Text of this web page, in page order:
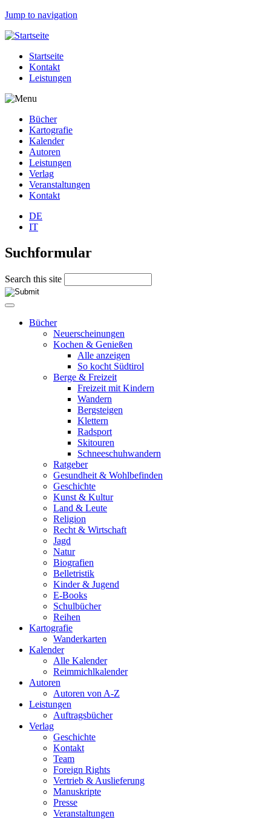
Jump to navigation
Startseite
Kontakt
Leistungen
Bücher
Kartografie
Kalender
Autoren
Leistungen
Verlag
Veranstaltungen
Kontakt
DE
IT
Suchformular
Search this site
Bücher
Neuerscheinungen
Kochen & Genießen
Alle anzeigen
So kocht Südtirol
Berge & Freizeit
Freizeit mit Kindern
Wandern
Bergsteigen
Klettern
Radsport
Skitouren
Schneeschuhwandern
Ratgeber
Gesundheit & Wohlbefinden
Geschichte
Kunst & Kultur
Land & Leute
Religion
Recht & Wirtschaft
Jagd
Natur
Biografien
Belletristik
Kinder & Jugend
E-Books
Schulbücher
Reihen
Kartografie
Wanderkarten
Kalender
Alle Kalender
Reimmichlkalender
Autoren
Autoren von A-Z
Leistungen
Auftragsbücher
Verlag
Geschichte
Kontakt
Team
Foreign Rights
Vertrieb & Auslieferung
Manuskripte
Presse
Veranstaltungen